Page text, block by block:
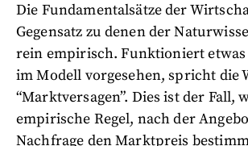
Die Fundamentalsätze der
Gegensatz zu denen der
rein empirisch. Funktioniert
im Modell vorgesehen, spricht die
“Marktversagen”. Dies ist der Fall,
empirische Regel, nach der
Nachfrage den Marktpreis